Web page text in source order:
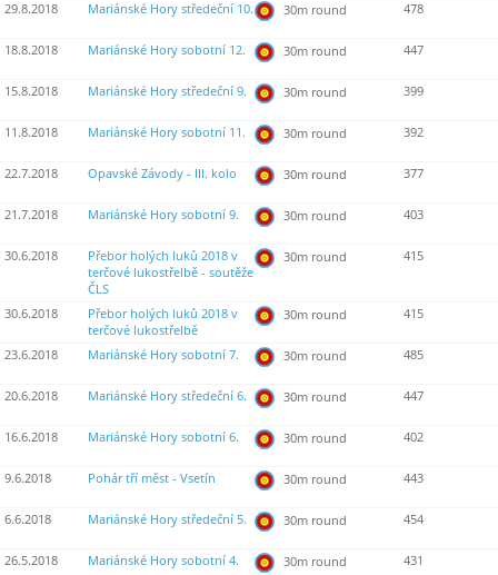
29.8.2018 Mariánské Hory středeční 10. 30m round 478
18.8.2018 Mariánské Hory sobotní 12. 30m round 447
15.8.2018 Mariánské Hory středeční 9. 30m round 399
11.8.2018 Mariánské Hory sobotní 11. 30m round 392
22.7.2018 Opavské Závody - III. kolo 30m round 377
21.7.2018 Mariánské Hory sobotní 9. 30m round 403
30.6.2018
Přebor holých luků 2018 v
terčové lukostřelbě - soutěže
ČLS
30m round 415
30.6.2018
Přebor holých luků 2018 v
terčové lukostřelbě
30m round 415
23.6.2018 Mariánské Hory sobotní 7. 30m round 485
20.6.2018 Mariánské Hory středeční 6. 30m round 447
16.6.2018 Mariánské Hory sobotní 6. 30m round 402
9.6.2018 Pohár tří měst - Vsetín 30m round 443
6.6.2018 Mariánské Hory středeční 5. 30m round 454
26.5.2018 Mariánské Hory sobotní 4. 30m round 431